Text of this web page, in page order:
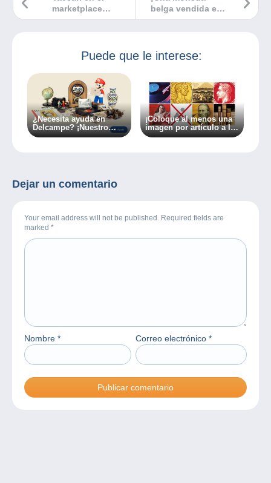
belga vendida en
Delcampe por más
marketplace
www.delcampe.net
Puede que le interese:
¿Necesita ayuda en
Delcampe? ¡Nuestro
servicio de atención al
¡Coloque al menos una
imagen por artículo a la
venta en Delcampe!
Dejar un comentario
Your email address will not be published. Required fields are
marked *
Nombre * Correo electrónico *